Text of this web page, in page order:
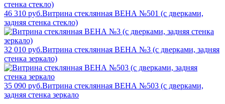
46 310 руб.Витрина стеклянная ВЕНА №501 (с дверками,
задняя стенка стекло)
32 010 руб.Витрина стеклянная ВЕНА №3 (с дверками, задняя
стенка зеркало)
35 090 руб.Витрина стеклянная ВЕНА №503 (с дверками,
задняя стенка зеркало